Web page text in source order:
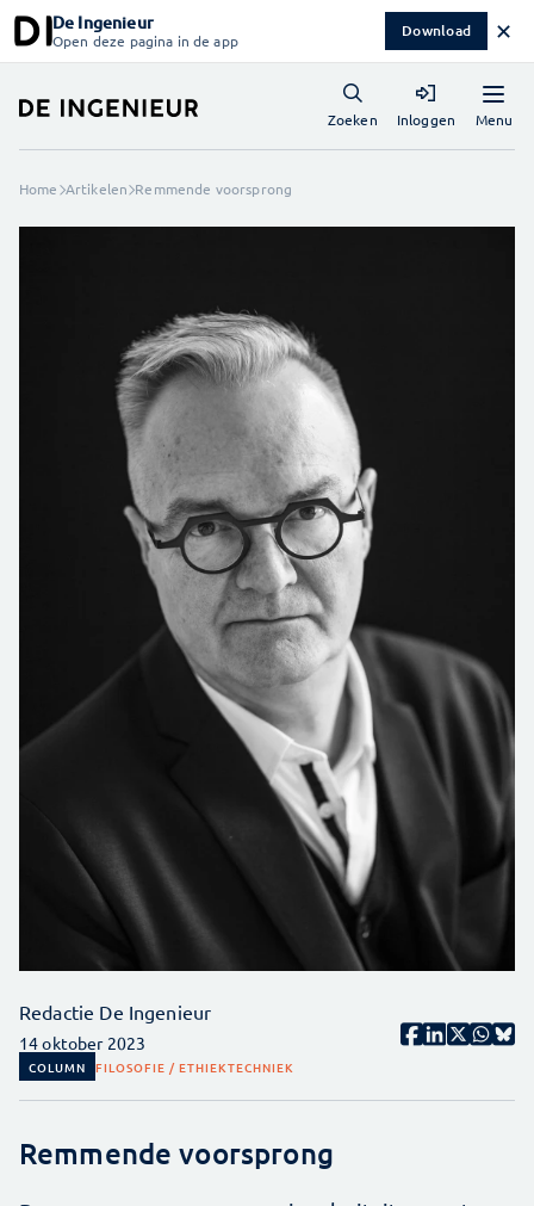
De Ingenieur
Open deze pagina in de app Download ✕
Menu
Zoeken Inloggen
Home Artikelen Remmende voorsprong
Redactie De Ingenieur
14 oktober 2023
COLUMN FILOSOFIE / ETHIEKTECHNIEK
Remmende voorsprong